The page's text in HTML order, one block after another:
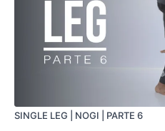
SINGLE LEG | NOGI | PARTE 6